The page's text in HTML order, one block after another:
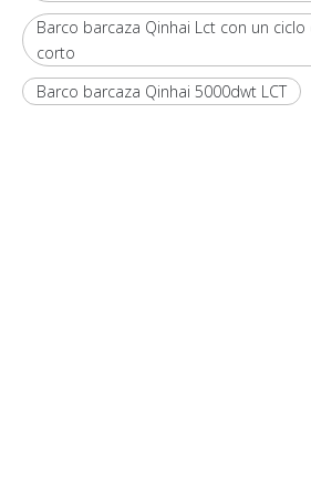
Barco barcaza Qinhai Lct con un
corto
Barco barcaza Qinhai 5000dwt LCT